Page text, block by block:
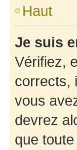
Haut
Je suis
Vérifiez,
corrects,
vous
devrez
que